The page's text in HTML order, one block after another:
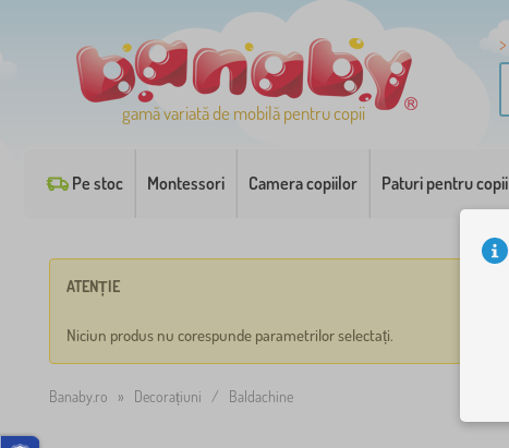
gamă variată de mobilă pentru copii
Pe stoc Montessori Camera copiilor Paturi pentru copii
ATENȚIE
Niciun produs nu corespunde parametrilor selectați.
Banaby.ro » Decorațiuni / Baldachine